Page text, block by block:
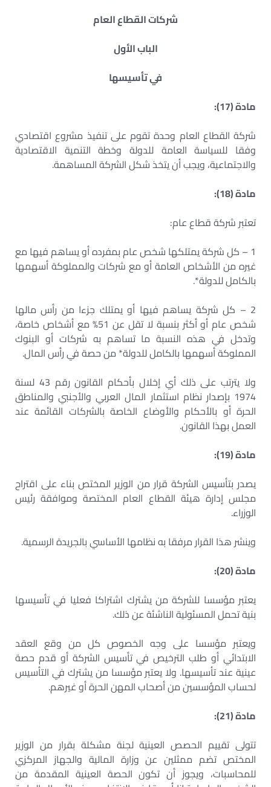
شركات القطاع العام
الباب الأول
في تأسيسها
مادة (17):
شركة القطاع العام وحدة تقوم على تنفيذ مشروع اقتصادي
وفقا للسياسة العامة للدولة وخطة التنمية الاقتصادية
والاجتماعية، ويجب أن يتخذ شكل الشركة المساهمة.
مادة (18):
تعتبر شركة قطاع عام:
1 – كل شركة يمتلكها شخص عام بمفرده أو يساهم فيها مع
غيره من الأشخاص العامة أو مع شركات والمملوكة أسهمها
بالكامل للدولة*.
2 – كل شركة يساهم فيها أو يمتلك جزءا من رأس مالها
شخص عام أو أكثر بنسبة لا تقل عن 51% مع أشخاص خاصة،
وتدخل في هذه النسبة ما تساهم به شركات أو البنوك
المملوكة أسهمها بالكامل للدولة* من حصة في رأس المال.
ولا يترتب على ذلك أي إخلال بأحكام القانون رقم 43 لسنة
1974 بإصدار نظام استثمار المال العربي والأجنبي والمناطق
الحرة أو بالأحكام والأوضاع الخاصة بالشركات القائمة عند
العمل بهذا القانون.
مادة (19):
يصدر بتأسيس الشركة قرار من الوزير المختص بناء على اقتراح
مجلس إدارة هيئة القطاع العام المختصة وموافقة رئيس
الوزراء.
وينشر هذا القرار مرفقا به نظامها الأساسي بالجريدة الرسمية.
مادة (20):
يعتبر مؤسسا للشركة من يشترك اشتراكا فعليا في تأسيسها
بنية تحمل المسئولية الناشئة عن ذلك.
ويعتبر مؤسسا على وجه الخصوص كل من وقع العقد
الابتدائي أو طلب الترخيص في تأسيس الشركة أو قدم حصة
عينية عند تأسيسها. ولا يعتبر مؤسسا من يشترك في التأسيس
لحساب المؤسسين من أصحاب المهن الحرة أو غيرهم.
مادة (21):
تتولى تقييم الحصص العينية لجنة مشكلة بقرار من الوزير
المختص تضم ممثلين عن وزارة المالية والجهاز المركزي
للمحاسبات، ويجوز أن تكون الحصة العينية المقدمة من